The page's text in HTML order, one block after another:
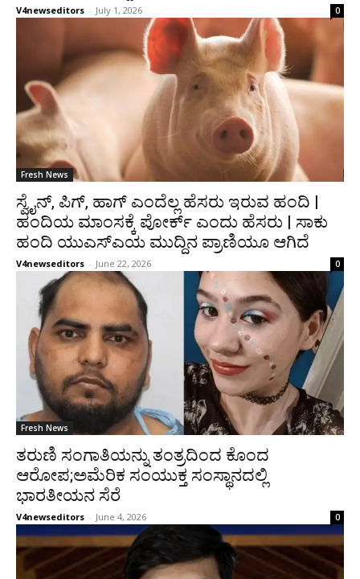
V4newseditors - July 1, 2026 0
Fresh News
ಸ್ವೈನ್, ಪಿಗ್, ಹಾಗ್ ಎಂದೆಲ್ಲ ಹೆಸರು ಇರುವ ಹಂದಿ |
ಹಂದಿಯ ಮಾಂಸಕ್ಕೆ ಪೋರ್ಕ್ ಎಂದು ಹೆಸರು | ಸಾಕು
ಹಂದಿ ಯುಎಸ್‌ಎಯ ಮುದ್ದಿನ ಪ್ರಾಣಿಯೂ ಆಗಿದೆ
V4newseditors - June 22, 2026 0
Fresh News
ತರುಣಿ ಸಂಗಾತಿಯನ್ನು ತಂತ್ರದಿಂದ ಕೊಂದ
ಆರೋಪ;ಅಮೆರಿಕ ಸಂಯುಕ್ತ ಸಂಸ್ಥಾನದಲ್ಲಿ
ಭಾರತೀಯನ ಸೆರೆ
V4newseditors - June 4, 2026 0